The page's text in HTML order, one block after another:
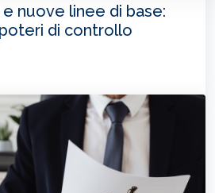
nuove linee di base:
di controllo